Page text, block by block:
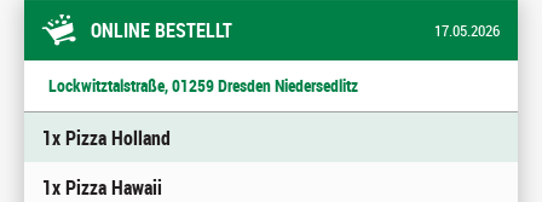
ONLINE BESTELLT 17.05.2026
Lockwitztalstraße, 01259 Dresden Niedersedlitz
1x Pizza Holland
1x Pizza Hawaii